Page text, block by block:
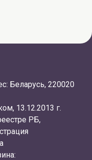
Беларусь, 220020
13.12.2013 г.
РБ,